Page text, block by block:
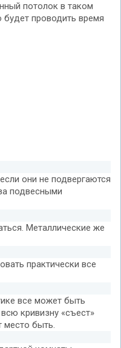
потолок в таком
проводить время
они не подвергаются
подвесными
Металлические же
практически все
все может быть
кривизну «съест»
место быть.